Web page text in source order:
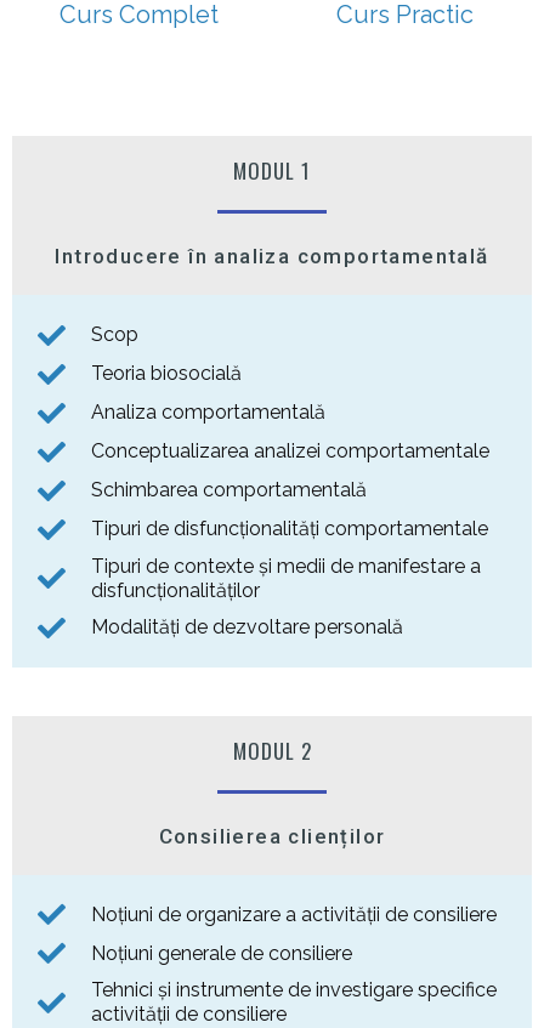
Curs Complet Curs Practic
MODUL 1
Introducere în analiza comportamentală
Scop
Teoria biosocială
Analiza comportamentală
Conceptualizarea analizei comportamentale
Schimbarea comportamentală
Tipuri de disfuncționalități comportamentale
Tipuri de contexte și medii de manifestare a
disfuncționalităților
Modalități de dezvoltare personală
MODUL 2
Consilierea clienților
Noțiuni de organizare a activității de consiliere
Noțiuni generale de consiliere
Tehnici și instrumente de investigare specifice
activității de consiliere